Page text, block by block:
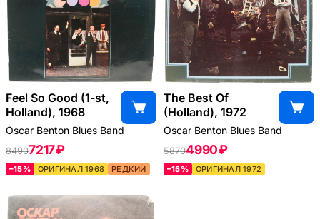
Feel So Good (1-st,
Holland), 1968
Oscar Benton Blues Band
84907217 ₽
–15% ОРИГИНАЛ 1968 РЕДКИЙ
The Best Of
(Holland), 1972
Oscar Benton Blues Band
58704990 ₽
–15% ОРИГИНАЛ 1972